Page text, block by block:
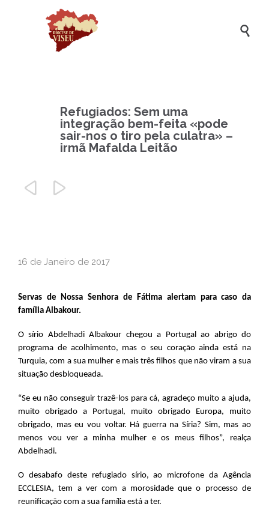

Refugiados: Sem uma
integração bem-feita «pode
sair-nos o tiro pela culatra» –
irmã Mafalda Leitão
 
16 de Janeiro de 2017
Servas de Nossa Senhora de Fátima alertam para caso da
família Albakour.
O sírio Abdelhadi Albakour chegou a Portugal ao abrigo do
programa de acolhimento, mas o seu coração ainda está na
Turquia, com a sua mulher e mais três filhos que não viram a sua
situação desbloqueada.
“Se eu não conseguir trazê-los para cá, agradeço muito a ajuda,
muito obrigado a Portugal, muito obrigado Europa, muito
obrigado, mas eu vou voltar. Há guerra na Síria? Sim, mas ao
menos vou ver a minha mulher e os meus filhos”, realça
Abdelhadi.
O desabafo deste refugiado sírio, ao microfone da Agência
ECCLESIA, tem a ver com a morosidade que o processo de
reunificação com a sua família está a ter.